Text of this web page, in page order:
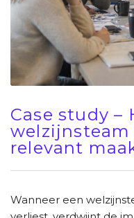
Case study –
welzijnsteam
relevant
Wanneer een